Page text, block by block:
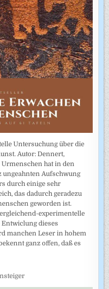
Untersuchung über die
Autor: Dennert,
hat in den
ungeahnten Aufschwung
durch einige sehr
das dadurch geradezu
geworden ist.
experimentelle
dieses
manchen Leser in hohem
ganz offen, daß es